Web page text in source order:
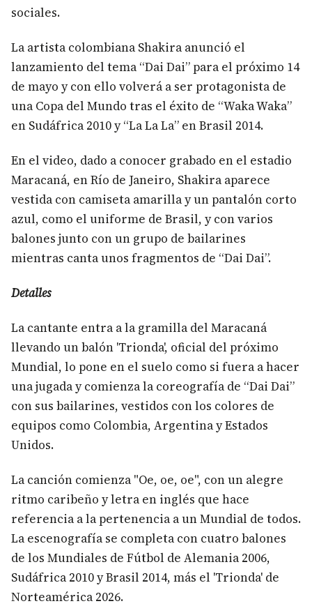
sociales.
La artista colombiana Shakira anunció el
lanzamiento del tema “Dai Dai” para el próximo 14
de mayo y con ello volverá a ser protagonista de
una Copa del Mundo tras el éxito de “Waka Waka”
en Sudáfrica 2010 y “La La La” en Brasil 2014.
En el video, dado a conocer grabado en el estadio
Maracaná, en Río de Janeiro, Shakira aparece
vestida con camiseta amarilla y un pantalón corto
azul, como el uniforme de Brasil, y con varios
balones junto con un grupo de bailarines
mientras canta unos fragmentos de “Dai Dai”.
Detalles
La cantante entra a la gramilla del Maracaná
llevando un balón 'Trionda', oficial del próximo
Mundial, lo pone en el suelo como si fuera a hacer
una jugada y comienza la coreografía de “Dai Dai”
con sus bailarines, vestidos con los colores de
equipos como Colombia, Argentina y Estados
Unidos.
La canción comienza "Oe, oe, oe", con un alegre
ritmo caribeño y letra en inglés que hace
referencia a la pertenencia a un Mundial de todos.
La escenografía se completa con cuatro balones
de los Mundiales de Fútbol de Alemania 2006,
Sudáfrica 2010 y Brasil 2014, más el 'Trionda' de
Norteamérica 2026.